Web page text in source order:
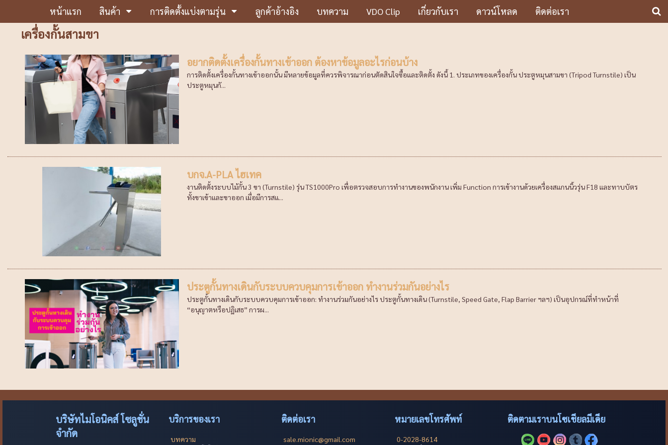
หน้าแรก สินค้า การติดตั้งแบ่งตามรุ่น ลูกค้าอ้างอิง บทความ VDO Clip เกี่ยวกับเรา ดาวน์โหลด ติดต่อเรา
เครื่องกั้นสามขา
อยากติดตั้งเครื่องกั้นทางเข้าออก ต้องหาข้อมูลอะไรก่อนบ้าง
การติดตั้งเครื่องกั้นทางเข้าออกนั้น มีหลายข้อมูลที่ควรพิจารณาก่อนตัดสินใจซื้อและติดตั้ง ดังนี้ 1. ประเภทของเครื่องกั้น ประตูหมุนสามขา (Tripod Turnstile) เป็น
ประตูหมุนกั...
บกจ.A-PLA ไฮเทค
งานติดตั้งระบบไม้กั้น 3 ขา (Turnstile) รุ่น TS1000Pro เพื่อตรวจสอบการทำงานของพนักงาน เพิ่ม Function การเข้างานด้วยเครื่องสแกนนิ้วรุ่น F18 และทาบบัตร
ทั้งขาเข้าและขาออก เมื่อมีการสแ...
ประตูกั้นทางเดินกับระบบควบคุมการเข้าออก ทำงานร่วมกันอย่างไร
ประตูกั้นทางเดินกับระบบควบคุมการเข้าออก: ทำงานร่วมกันอย่างไร ประตูกั้นทางเดิน (Turnstile, Speed Gate, Flap Barrier ฯลฯ) เป็นอุปกรณ์ที่ทำหน้าที่
“อนุญาตหรือปฏิเสธ” การผ...
บริษัทไมโอนิคส์ โซลูชั่น
จำกัด
บริการของเรา
บทความ
ติดต่อเรา
sale.mionic@gmail.com
หมายเลขโทรศัพท์
0-2028-8614
ติดตามเราบนโซเชียลมีเดีย